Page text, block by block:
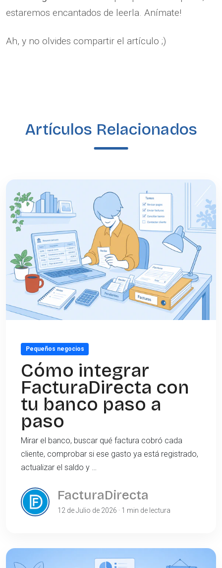
estaremos encantados de leerla. Anímate!
Ah, y no olvides compartir el artículo ;)
Artículos Relacionados
Pequeños negocios
Cómo integrar
FacturaDirecta con
tu banco paso a
paso
Mirar el banco, buscar qué factura cobró cada
cliente, comprobar si ese gasto ya está registrado,
actualizar el saldo y …
FacturaDirecta
12 de Julio de 2026 · 1 min de lectura